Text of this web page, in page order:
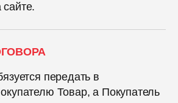
передать в
Товар, а Покупатель